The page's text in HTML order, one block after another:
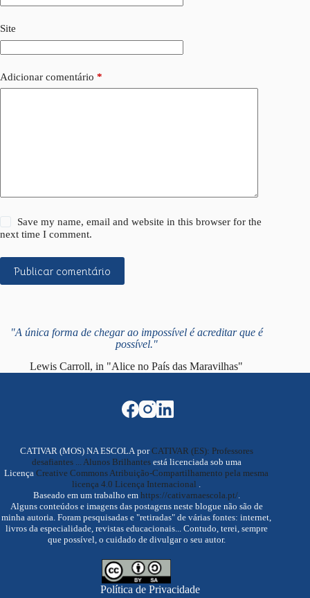
Site
Adicionar comentário *
Save my name, email and website in this browser for the
next time I comment.
Publicar comentário
"A única forma de chegar ao impossível é acreditar que é
possível."
Lewis Carroll, in "Alice no País das Maravilhas"
CATIVAR (MOS) NA ESCOLA porCATIVAR (ES): Professores
desafiantes ... Alunos Brilhantesestá licenciada sob uma
LicençaCreative Commons Atribuição-Compartilhamento pela mesma
licença 4.0 Licença Internacional .
Baseado em um trabalho em https://cativarnaescola.pt/.
Alguns conteúdos e imagens das postagens neste blogue não são de
minha autoria. Foram pesquisadas e "retiradas" de várias fontes: internet,
livros da especialidade, revistas educacionais... Contudo, terei, sempre
que possível, o cuidado de divulgar o seu autor.
Política de Privacidade